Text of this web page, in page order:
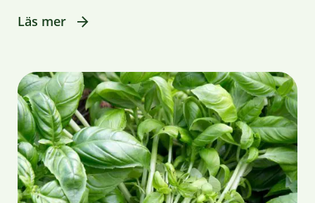
Läs mer